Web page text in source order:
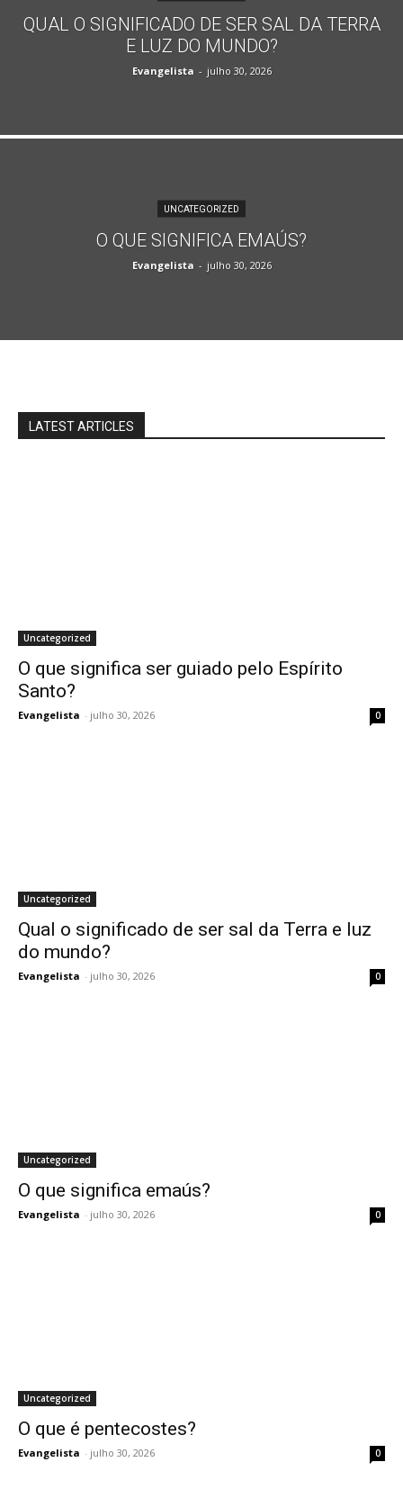
QUAL O SIGNIFICADO DE SER SAL DA TERRA
E LUZ DO MUNDO?
Evangelista - julho 30, 2026
UNCATEGORIZED
O QUE SIGNIFICA EMAÚS?
Evangelista - julho 30, 2026
LATEST ARTICLES
Uncategorized
O que significa ser guiado pelo Espírito
Santo?
Evangelista - julho 30, 2026 0
Uncategorized
Qual o significado de ser sal da Terra e luz
do mundo?
Evangelista - julho 30, 2026 0
Uncategorized
O que significa emaús?
Evangelista - julho 30, 2026 0
Uncategorized
O que é pentecostes?
Evangelista - julho 30, 2026 0